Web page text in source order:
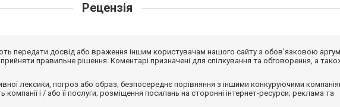
Рецензія
передати досвід або враження іншим користувачам нашого сайту з обов'язковою
правильне рішення. Коментарі призначені для спілкування та обговорення, а
лексики, погроз або образ; безпосереднє порівняння з іншими конкуруючими
і / або її послуги; розміщення посилань на сторонні інтернет-ресурси; реклама та